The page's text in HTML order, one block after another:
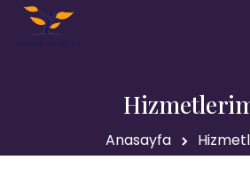
Anasayfa